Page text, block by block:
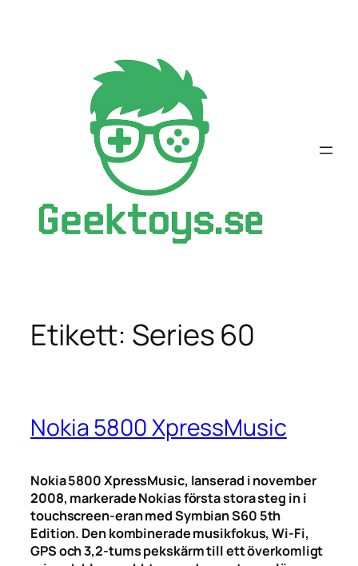
Etikett: Series 60
Nokia 5800 XpressMusic
Nokia 5800 XpressMusic, lanserad i november
2008, markerade Nokias första stora steg in i
touchscreen-eran med Symbian S60 5th
Edition. Den kombinerade musikfokus, Wi-Fi,
GPS och 3,2-tums pekskärm till ett överkomligt